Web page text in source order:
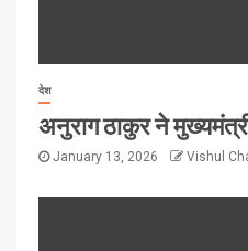
देश
अनुराग ठाकुर ने
January 13, 2026 Vishul